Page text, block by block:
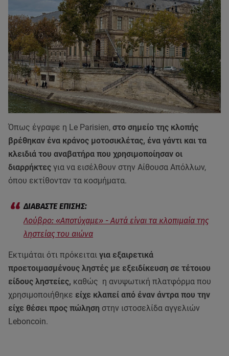
Όπως έγραψε η Le Parisien, στο σημείο της κλοπής
βρέθηκαν ένα κράνος μοτοσικλέτας, ένα γάντι και τα
κλειδιά του αναβατήρα που χρησιμοποίησαν οι
διαρρήκτες για να εισέλθουν στην Αίθουσα Απόλλων,
όπου εκτίθονταν τα κοσμήματα.
Λούβρο: «Αποτύχαμε» - Αυτά είναι τα κλοπιμαία της
ληστείας του αιώνα
Εκτιμάται ότι πρόκειται για εξαιρετικά
προετοιμασμένους ληστές με εξειδίκευση σε τέτοιου
είδους ληστείες, καθώς η ανυψωτική πλατφόρμα που
χρησιμοποιήθηκε είχε κλαπεί από έναν άντρα που την
είχε θέσει προς πώληση στην ιστοσελίδα αγγελιών
Leboncoin.